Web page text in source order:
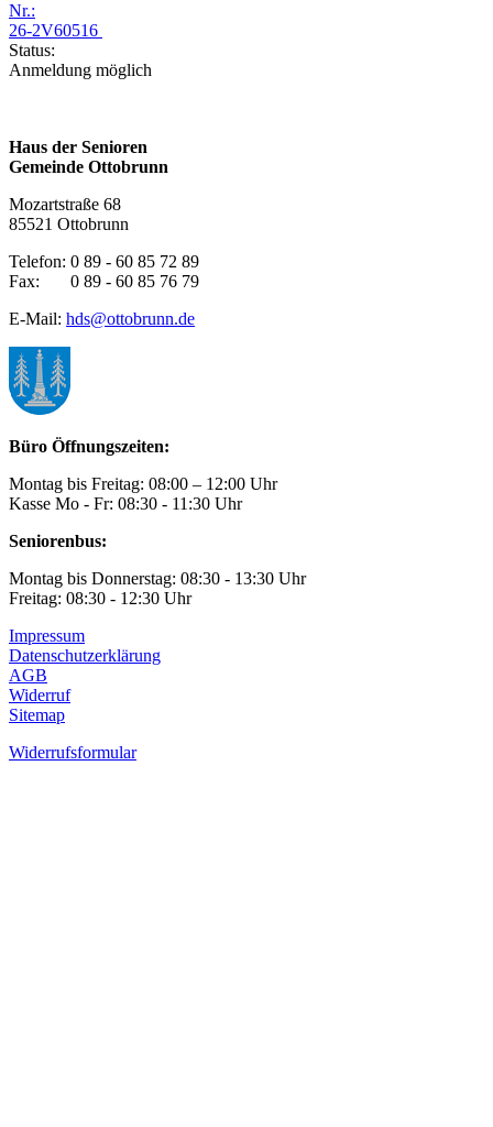
Nr.:
26-2V60516
Status:
Anmeldung möglich
Haus der Senioren
Gemeinde Ottobrunn
Mozartstraße 68
85521 Ottobrunn
Telefon: 0 89 - 60 85 72 89
Fax: 0 89 - 60 85 76 79
E-Mail: hds@ottobrunn.de
Büro Öffnungszeiten:
Montag bis Freitag: 08:00 – 12:00 Uhr
Kasse Mo - Fr: 08:30 - 11:30 Uhr
Seniorenbus:
Montag bis Donnerstag: 08:30 - 13:30 Uhr
Freitag: 08:30 - 12:30 Uhr
Impressum
Datenschutzerklärung
AGB
Widerruf
Sitemap
Widerrufsformular